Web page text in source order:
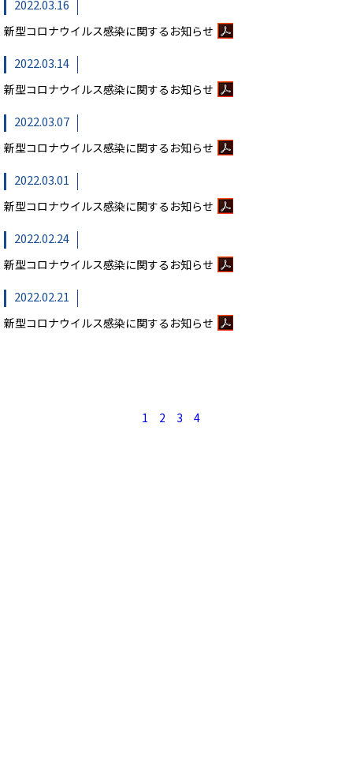
2022.03.16
新型コロナウイルス感染に関するお知らせ
2022.03.14
新型コロナウイルス感染に関するお知らせ
2022.03.07
新型コロナウイルス感染に関するお知らせ
2022.03.01
新型コロナウイルス感染に関するお知らせ
2022.02.24
新型コロナウイルス感染に関するお知らせ
2022.02.21
新型コロナウイルス感染に関するお知らせ
1 2 3 4